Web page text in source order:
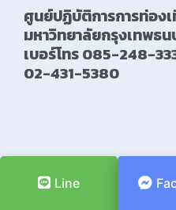
Line
ศูนย์ปฏิบัติการการท่องเ
มหาวิทยาลัยกรุงเทพธน
เบอร์โทร 085-248-
02-431-5380
© Copyright สถาบันการศึกษ